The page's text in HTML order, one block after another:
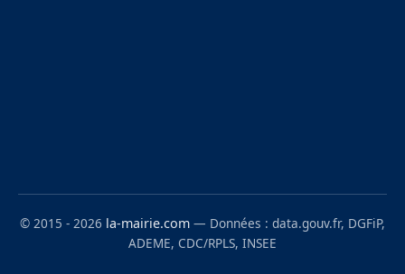
© 2015 - 2026 la-mairie.com — Données : data.gouv.fr, DGFiP,
ADEME, CDC/RPLS, INSEE